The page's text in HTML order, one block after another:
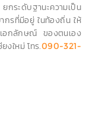
กระดับฐานะความเป็น
กรที่มีอยู่ ในท้องถิ่น ให้
อกลักษณ์ ของตนเอง
งใหม่ โทร.090-321-